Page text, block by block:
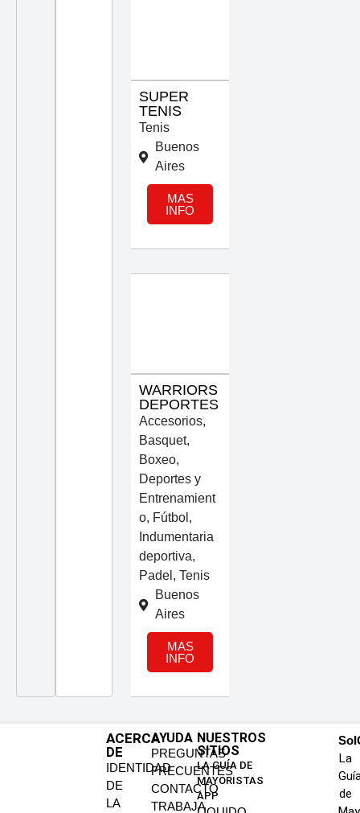
SUPER
TENIS
Tenis
Buenos
Aires
MAS
INFO
WARRIORS
DEPORTES
Accesorios,
Basquet,
Boxeo,
Deportes y
Entrenamient
o, Fútbol ,
Indumentaria
deportiva,
Padel , Tenis
Buenos
Aires
MAS
INFO
ACERCA
DE
IDENTIDAD
DE
LA
AYUDA
PREGUNTAS
FRECUENTES
CONTACTO
TRABAJA
NUESTROS
SITIOS
LA GUÍA DE
MAYORISTAS
APP
La
de